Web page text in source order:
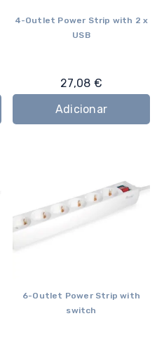
4-Outlet Power Strip with 2 x
USB
27,08 €
Adicionar
6-Outlet Power Strip with
switch